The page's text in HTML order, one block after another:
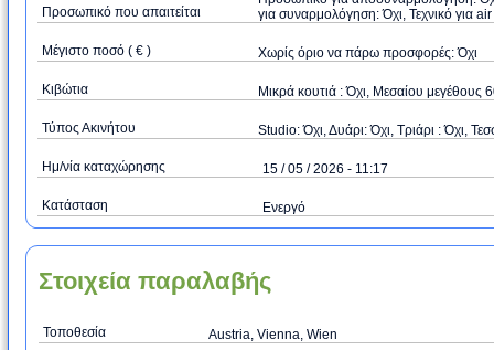
Προσωπικό που απαιτείται
για συναρμολόγηση: Όχι, Τεχνικό για
Μέγιστο ποσό ( € ) Xωρίς όριο να πάρω προσφορές: Όχι
Κιβώτια Μικρά κουτιά : Όχι, Μεσαίου
Τύπος Ακινήτου Studio: Όχι, Δυάρι: Όχι, Τριάρι : Όχι,
Ημ/νία καταχώρησης 15 / 05 / 2026 - 11:17
Κατάσταση Ενεργό
Στοιχεία παραλαβής
Τοποθεσία Austria, Vienna, Wien